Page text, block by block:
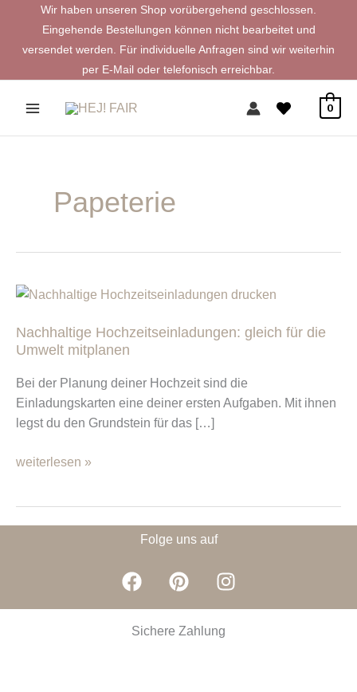
springen
Wir haben unseren Shop vorübergehend geschlossen.
Eingehende Bestellungen können nicht bearbeitet und
versendet werden. Für individuelle Anfragen sind wir weiterhin
per E-Mail oder telefonisch erreichbar.
0
Papeterie
Nachhaltige Hochzeitseinladungen: gleich für die
Umwelt mitplanen
Bei der Planung deiner Hochzeit sind die
Einladungskarten eine deiner ersten Aufgaben. Mit ihnen
legst du den Grundstein für das […]
Nachhaltige
gleich
für
mitplanen
weiterlesen »
Folge uns auf
F
a
c
e
P
i
n
t
I
n
s
t
Sichere Zahlung